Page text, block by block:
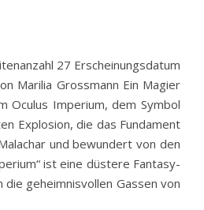
27 Erscheinungsdatum
Marilia Grossmann Ein Magier
Oculus Imperium, dem Symbol
Explosion, die das Fundament
und bewundert von den
ist eine düstere Fantasy-
geheimnisvollen Gassen von